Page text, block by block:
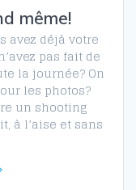
même!
avez déjà votre
pas fait de
la journée? On
les photos?
un shooting
à l’aise et sans